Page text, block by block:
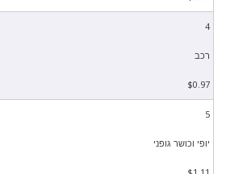
4
רכב
$0.97
5
יופי וכושר גופני